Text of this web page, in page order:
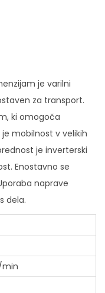
je varilni
za transport.
ki omogoča
mobilnost v velikih
je inverterski
Enostavno se
naprave
dela.
min